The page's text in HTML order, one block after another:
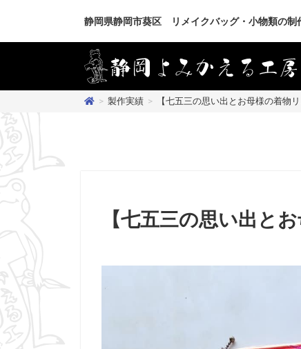
静岡県静岡市葵区 リメイクバッグ・小物類の制
> 製作実績 > 【七五三の思い出とお母様の着物リ
【七五三の思い出と